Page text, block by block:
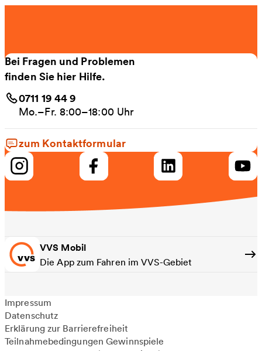
Bei Fragen und Problemen
finden Sie hier Hilfe.
0711 19 44 9
Mo.–Fr. 8:00–18:00 Uhr
zum Kontaktformular
VVS Mobil
Die App zum Fahren im VVS-Gebiet
Impressum
Datenschutz
Erklärung zur Barrierefreiheit
Teilnahmebedingungen Gewinnspiele